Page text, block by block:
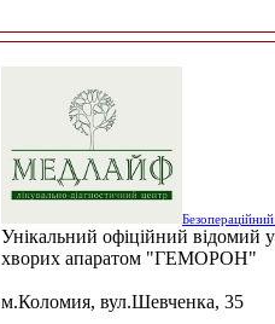
Унікальний офіційний відомий у
хворих апаратом "ГЕМОРОН"
м.Коломия, вул.Шевченка, 35